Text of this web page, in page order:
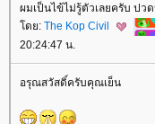
ผมเป็นไข้ไม่รู้ตัวเลยครับ ป
ดย: The Kop Civil
20:24:47 น.
อรุณสวัสดิ์ครับคุณเย็น